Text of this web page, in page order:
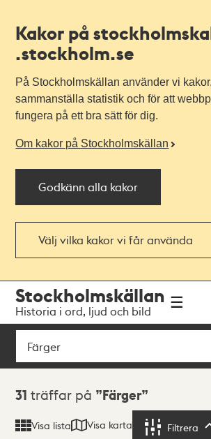
Kakor på
.stockholm.se
På Stockholmskällan använder vi
sammanställa statistik och för att
fungera på ett bra sätt för dig.
Om kakor på Stockholmskällan
Godkänn alla kakor
Välj vilka kakor vi får använda
navigationen
huvudinnehållet
Stockholmskällan
Historia i ord, ljud och bild
Sök
Sökresultat
31 träffar på Färger
Visa lista Visa karta Filtrera